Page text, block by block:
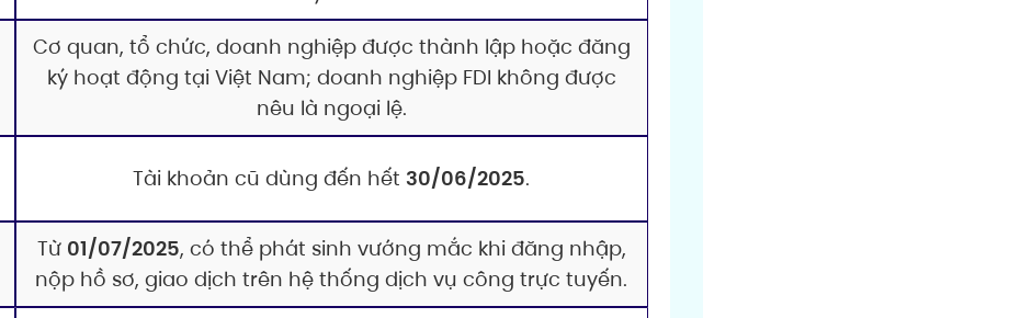
Cơ quan, tổ chức, doanh nghiệp được thành lập hoặc đăng
ký hoạt động tại Việt Nam; doanh nghiệp FDI không được
nêu là ngoại lệ.
Tài khoản cũ dùng đến hết30/06/2025.
Từ 01/07/2025, có thể phát sinh vướng mắc khi đăng nhập,
nộp hồ sơ, giao dịch trên hệ thống dịch vụ công trực tuyến.